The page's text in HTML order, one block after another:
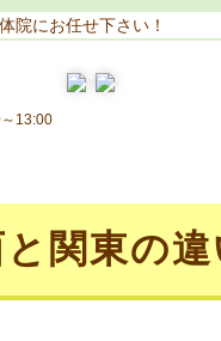
院にお任せ下さい！
13:00
関東の違